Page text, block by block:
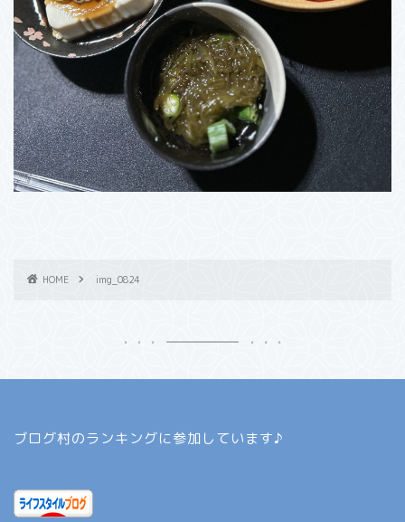
HOME img_0824
ブログ村のランキングに参加しています♪